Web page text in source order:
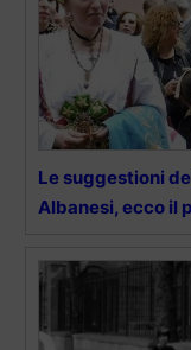
Le suggestioni
Albanesi, ecco il